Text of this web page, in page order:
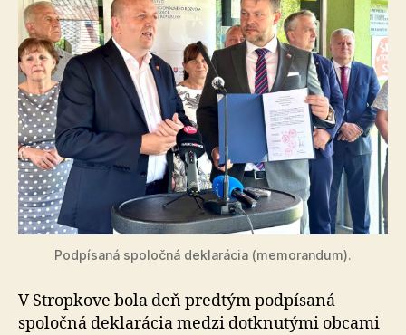
Podpísaná spoločná deklarácia (memorandum).
V Stropkove bola deň predtým podpísaná
spoločná deklarácia medzi dotknutými obcami